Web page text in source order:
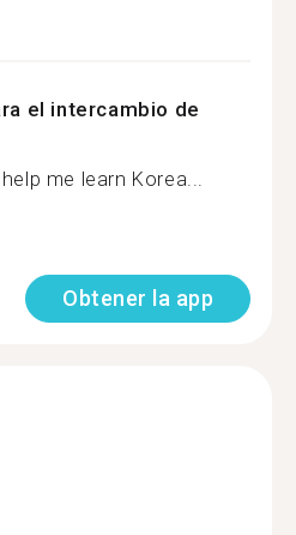
el intercambio de
me learn Korea...
Obtener la app